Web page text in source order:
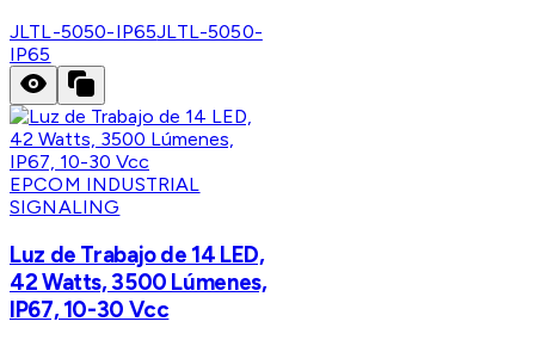
JLTL-5050-IP65JLTL-5050-
IP65
EPCOM INDUSTRIAL
SIGNALING
Luz de Trabajo de 14 LED,
42 Watts, 3500 Lúmenes,
IP67, 10-30 Vcc